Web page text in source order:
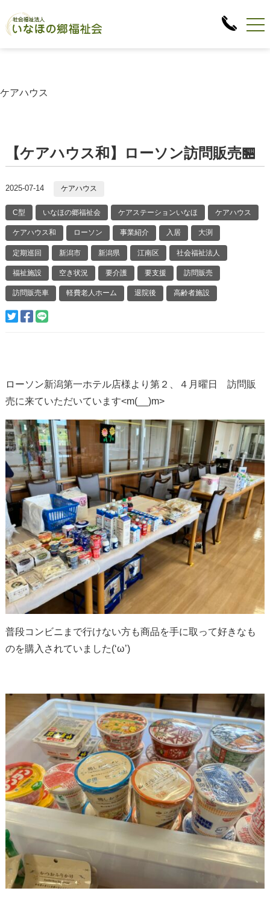
ケアハウス
【ケアハウス和】ローソン訪問販売🏪
2025-07-14 ケアハウス
C型 いなほの郷福祉会 ケアステーションいなほ ケアハウス
ケアハウス和 ローソン 事業紹介 入居 大渕
定期巡回 新潟市 新潟県 江南区 社会福祉法人
福祉施設 空き状況 要介護 要支援 訪問販売
訪問販売車 軽費老人ホーム 退院後 高齢者施設
ローソン新潟第一ホテル店様より第２、４月曜日 訪問販
売に来ていただいています<m(__)m>
普段コンビニまで行けない方も商品を手に取って好きなも
のを購入されていました(‘ω’)